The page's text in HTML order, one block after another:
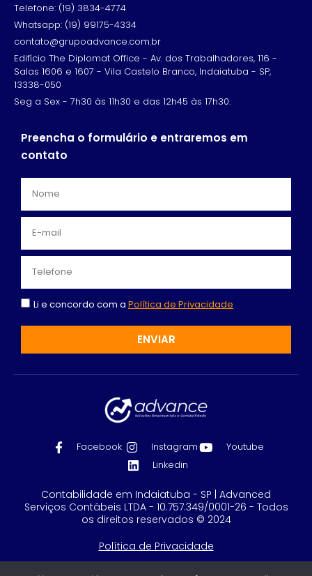
Telefone: (19) 3834-4774
Whatsapp: (19) 99175-4334
contato@grupoadvance.com.br
Edifício The Diplomat Office - Av. dos Trabalhadores, 116 -
Salas 1606 e 1607 - Vila Castelo Branco, Indaiatuba - SP,
13338-050
Seg a Sex - 7h30 às 11h30 e das 12h45 às 17h30.
Preencha o formulário e entraremos em
contato
Li e concordo com a Política de Privacidade
ENVIAR
Facebook Instagram
Youtube
Linkedin
Contabilidade em Indaiatuba - SP | Advanced
Serviços Contábeis LTDA - 10.757.349/0001-26 - Todos
os direitos reservados © 2024
Política de Privacidade
Feito com
por GRUPO DPG